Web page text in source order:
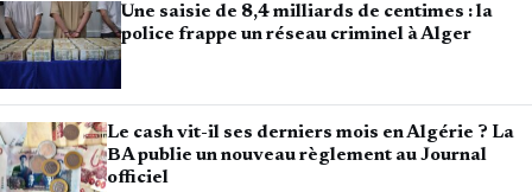
Une saisie de 8,4 milliards de centimes : la
police frappe un réseau criminel à Alger
Le cash vit-il ses derniers mois en Algérie ? La
BA publie un nouveau règlement au Journal
officiel